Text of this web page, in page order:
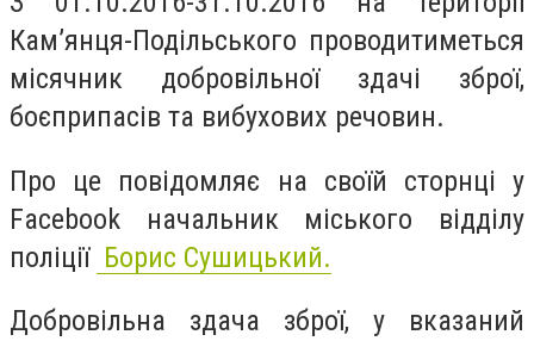
Кам’янця-Подільського проводитиметься
місячник добровільної здачі зброї,
боєприпасів та вибухових речовин.
Про це повідомляє на своїй сторнці у
Facebook начальник міського відділу
поліції Борис Сушицький.
Добровільна здача зброї, у вказаний